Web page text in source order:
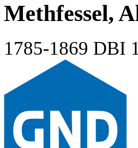
Methfessel,
1785-1869 DBI